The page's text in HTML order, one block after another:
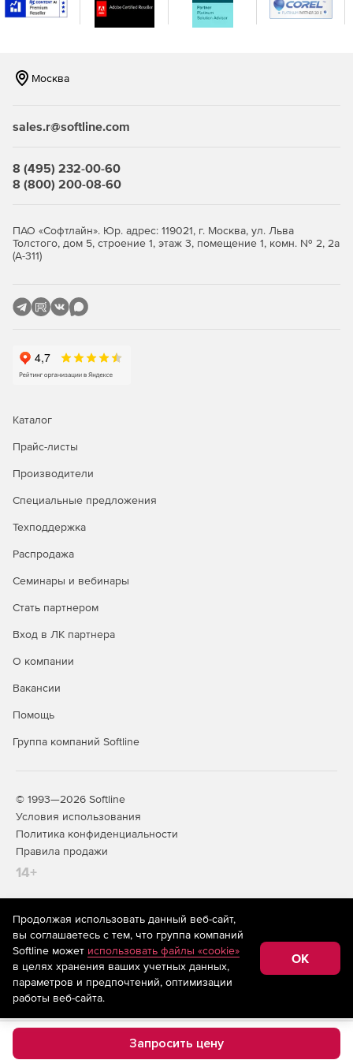
IBM AIX.
SQL.
Мониторинг серверов на предмет нагрузки на
центральный процессор, память и жесткий диск,
сервисов, служб Windows, процессов,
файлов и папок.
Использование разнообразных инструментов
подключение к серверам и браузеру.
автоматизации бизнес-процессов.
Автоматизация исправления неполадок; запуск
Интеграция со службой HelpDesk для
тенденций производительности, использования и
пропускной способности сети.
Отправка отчетов по электронной почте, сохранение
Запросить цену
Москва
sales.r@softline.com
8 (495) 232-00-60
8 (800) 200-08-60
ПАО «Софтлайн». Юр. адрес: 119021, г. Москва, ул. Льва
Толстого, дом 5, строение 1, этаж 3, помещение 1, комн. № 2, 2а
(А-311)
Каталог
Прайс-листы
Производители
Специальные предложения
Техподдержка
Распродажа
Семинары и вебинары
Стать партнером
Вход в ЛК партнера
О компании
Вакансии
Помощь
Группа компаний Softline
© 1993—2026 Softline
Условия использования
Политика конфиденциальности
Правила продажи
14+
На информационном ресурсе store.softline.ru применяются
рекомендательные технологии(информационные технологии
предоставления информации на основе сбора,
систематизации и анализа сведений, относящихся к
предпочтениям пользователей сети «Интернет»,
находящихся на территории Российской Федерации)
Продолжая использовать данный веб-сайт,
вы соглашаетесь с тем, что группа компаний
Softline может использовать файлы «cookie»
в целях хранения ваших учетных данных,
параметров и предпочтений, оптимизации
работы веб-сайта.
OK